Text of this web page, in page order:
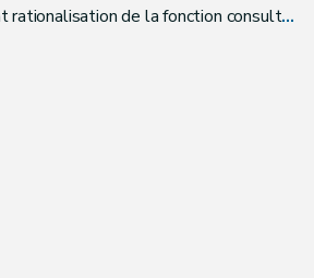
de la fonction consultative